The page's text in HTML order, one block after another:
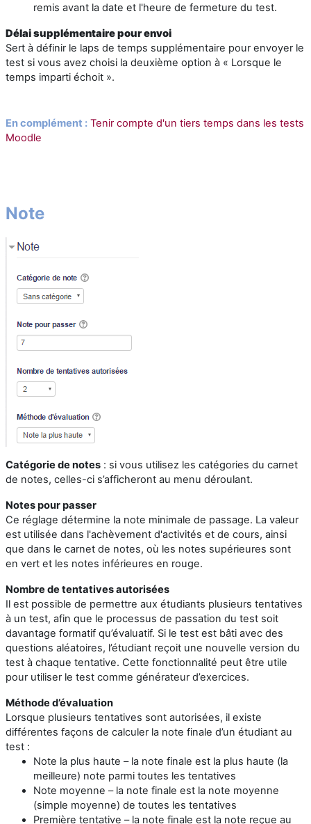
remis avant la date et l'heure de fermeture du test.
Délai supplémentaire pour envoi
Sert à définir le laps de temps supplémentaire pour envoyer le
test si vous avez choisi la deuxième option à « Lorsque le
temps imparti échoit ».
En complément : Tenir compte d'un tiers temps dans les tests
Moodle
Note
Catégorie de notes : si vous utilisez les catégories du carnet
de notes, celles-ci s’afficheront au menu déroulant.
Notes pour passer
Ce réglage détermine la note minimale de passage. La valeur
est utilisée dans l'achèvement d'activités et de cours, ainsi
que dans le carnet de notes, où les notes supérieures sont
en vert et les notes inférieures en rouge.
Nombre de tentatives autorisées
Il est possible de permettre aux étudiants plusieurs tentatives
à un test, afin que le processus de passation du test soit
davantage formatif qu’évaluatif. Si le test est bâti avec des
questions aléatoires, l’étudiant reçoit une nouvelle version du
test à chaque tentative. Cette fonctionnalité peut être utile
pour utiliser le test comme générateur d’exercices.
Méthode d’évaluation
Lorsque plusieurs tentatives sont autorisées, il existe
différentes façons de calculer la note finale d’un étudiant au
test :
Note la plus haute – la note finale est la plus haute (la
meilleure) note parmi toutes les tentatives
Note moyenne – la note finale est la note moyenne
(simple moyenne) de toutes les tentatives
Première tentative – la note finale est la note reçue au